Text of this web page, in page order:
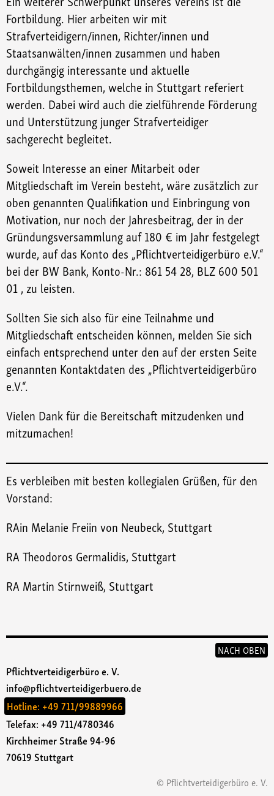
Fortbildung. Hier arbeiten wir mit
Strafverteidigern/innen, Richter/innen und
Staatsanwälten/innen zusammen und haben
durchgängig interessante und aktuelle
Fortbildungsthemen, welche in Stuttgart referiert
werden. Dabei wird auch die zielführende Förderung
und Unterstützung junger Strafverteidiger
sachgerecht begleitet.
Soweit Interesse an einer Mitarbeit oder
Mitgliedschaft im Verein besteht, wäre zusätzlich zur
oben genannten Qualifikation und Einbringung von
Motivation, nur noch der Jahresbeitrag, der in der
Gründungsversammlung auf 180 € im Jahr festgelegt
wurde, auf das Konto des „Pflichtverteidigerbüro e.V.“
bei der BW Bank, Konto-Nr.: 861 54 28, BLZ 600 501
01 , zu leisten.
Sollten Sie sich also für eine Teilnahme und
Mitgliedschaft entscheiden können, melden Sie sich
einfach entsprechend unter den auf der ersten Seite
genannten Kontaktdaten des „Pflichtverteidigerbüro
e.V.“.
Vielen Dank für die Bereitschaft mitzudenken und
mitzumachen!
Es verbleiben mit besten kollegialen Grüßen, für den
Vorstand:
RAin Melanie Freiin von Neubeck, Stuttgart
RA Theodoros Germalidis, Stuttgart
RA Martin Stirnweiß, Stuttgart
NACH OBEN
Pflichtverteidigerbüro e. V.
info@pflichtverteidigerbuero.de
Hotline: +49 711/99889966
Telefax: +49 711/4780346
Kirchheimer Straße 94-96
70619 Stuttgart
© Pflichtverteidigerbüro e. V.